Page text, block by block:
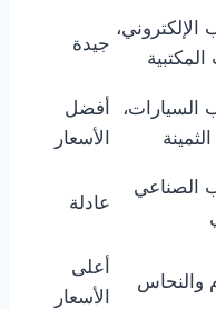
جيدة
السيارات،
أفضل
الأسعار
الصناعي
عادلة
والنحاس
أعلى
الأسعار